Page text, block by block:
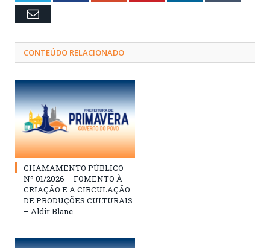
Email
CONTEÚDO RELACIONADO
CHAMAMENTO PÚBLICO
Nº 01/2026 – FOMENTO À
CRIAÇÃO E A CIRCULAÇÃO
DE PRODUÇÕES CULTURAIS
– Aldir Blanc